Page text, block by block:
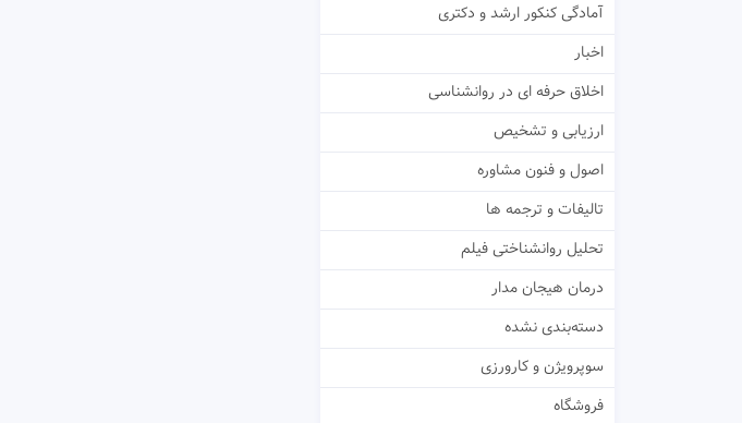
آمادگی کنکور ارشد و دکتری
اخبار
اخلاق حرفه ای در روانشناسی
ارزیابی و تشخیص
اصول و فنون مشاوره
تالیفات و ترجمه ها
تحلیل روانشناختی فیلم
درمان هیجان مدار
دسته‌بندی نشده
سوپرویژن و کارورزی
فروشگاه